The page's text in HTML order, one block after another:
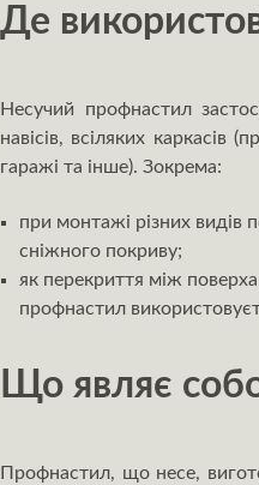
Де
Несучий профнастил
навісів, всіляких каркасів
гаражі та інше). Зокрема:
при монтажі різних видів
сніжного покриву;
як перекриття між
профнастил
Що являє
Профнастил, що несе,